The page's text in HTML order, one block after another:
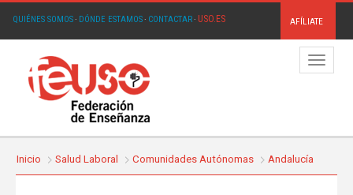
QUIÉNES SOMOS· DÓNDE ESTAMOS· CONTACTAR· USO.ES AFÍLIATE
Menú
Inicio Salud Laboral Comunidades Autónomas Andalucía